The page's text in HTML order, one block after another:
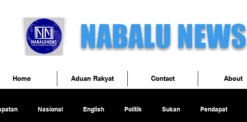
NABALU NEWS
Nasional English Politik Sukan Pendapat
Home Aduan Rakyat Contact About